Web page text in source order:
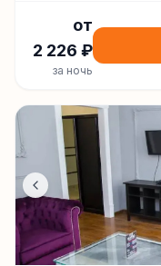
от
2 226 ₽
за ночь